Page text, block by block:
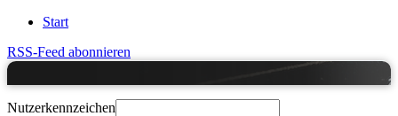
Start
RSS-Feed abonnieren
Nutzerkennzeichen